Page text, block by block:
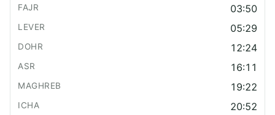
03:50
05:29
12:24
16:11
19:22
20:52